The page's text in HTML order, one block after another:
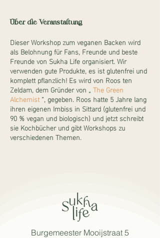
Über die Veranstaltung
Dieser Workshop zum veganen Backen wird
als Belohnung für Fans, Freunde und beste
Freunde von Sukha Life organisiert. Wir
verwenden gute Produkte, es ist glutenfrei und
komplett pflanzlich! Es wird von Roos ten
Zeldam, dem Gründer von „ The Green
Alchemist “, gegeben. Roos hatte 5 Jahre lang
ihren eigenen Imbiss in Sittard (glutenfrei und
90 % vegan und biologisch) und jetzt schreibt
sie Kochbücher und gibt Workshops zu
verschiedenen Themen.
Burgemeester Mooijstraat 5